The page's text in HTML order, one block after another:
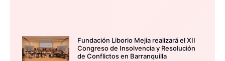
Fundación Liborio Mejía realizará el XII
Congreso de Insolvencia y Resolución
de Conflictos en Barranquilla